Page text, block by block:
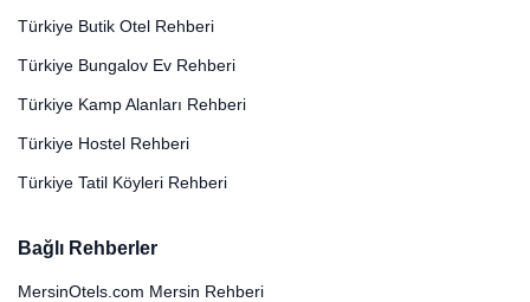
Türkiye Butik Otel Rehberi
Türkiye Bungalov Ev Rehberi
Türkiye Kamp Alanları Rehberi
Türkiye Hostel Rehberi
Türkiye Tatil Köyleri Rehberi
Bağlı Rehberler
MersinOtels.com Mersin Rehberi